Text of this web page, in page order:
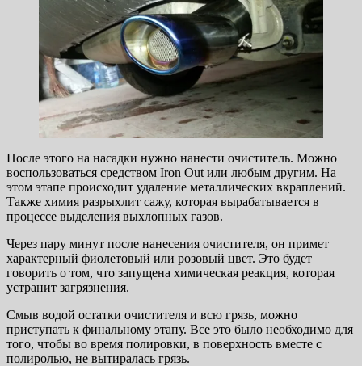
После этого на насадки нужно нанести очиститель. Можно
воспользоваться средством Iron Out или любым другим. На
этом этапе происходит удаление металлических вкраплений.
Также химия разрыхлит сажу, которая вырабатывается в
процессе выделения выхлопных газов.
Через пару минут после нанесения очистителя, он примет
характерный фиолетовый или розовый цвет. Это будет
говорить о том, что запущена химическая реакция, которая
устранит загрязнения.
Смыв водой остатки очистителя и всю грязь, можно
приступать к финальному этапу. Все это было необходимо для
того, чтобы во время полировки, в поверхность вместе с
полиролью, не вытиралась грязь.